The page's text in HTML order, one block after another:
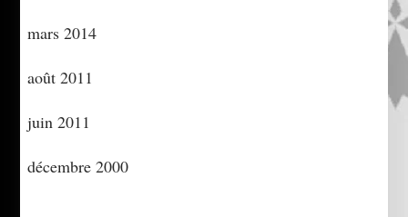
mars 2014
août 2011
juin 2011
décembre 2000